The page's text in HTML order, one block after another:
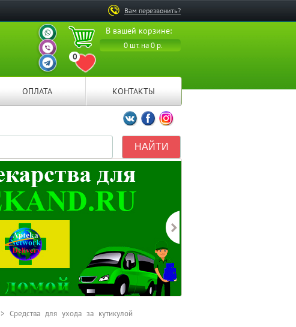
Вам перезвонить?
В вашей корзине:
0 шт. на 0 р.
0
ПЕРЕЙТИ В ИЗБРАННОЕ
ВАШ ПЕРСОНАЛЬНЫЙ
МЕНЕДЖЕР
ВАШ ПЕРСОНАЛЬНЫЙ
МЕНЕДЖЕР
ВАШ ПЕРСОНАЛЬНЫЙ
МЕНЕДЖЕР
ОПЛАТА КОНТАКТЫ
Мы ВКонтакте
Мы на Facebook
Мы в Instagramm
> Средства для ухода за кутикулой